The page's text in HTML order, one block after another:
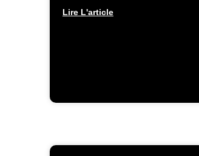
Lire L'article